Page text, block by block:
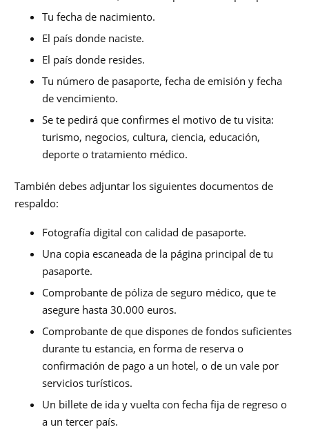
Tu fecha de nacimiento.
El país donde naciste.
El país donde resides.
Tu número de pasaporte, fecha de emisión y fecha
de vencimiento.
Se te pedirá que confirmes el motivo de tu visita:
turismo, negocios, cultura, ciencia, educación,
deporte o tratamiento médico.
También debes adjuntar los siguientes documentos de
respaldo:
Fotografía digital con calidad de pasaporte.
Una copia escaneada de la página principal de tu
pasaporte.
Comprobante de póliza de seguro médico, que te
asegure hasta 30.000 euros.
Comprobante de que dispones de fondos suficientes
durante tu estancia, en forma de reserva o
confirmación de pago a un hotel, o de un vale por
servicios turísticos.
Un billete de ida y vuelta con fecha fija de regreso o
a un tercer país.